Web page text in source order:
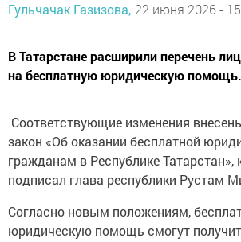
Гульчачак Газизова, 22 июня 2026 -
В Татарстане расширили перечень
на бесплатную юридическую помощь.
Соответствующие изменения
закон «Об оказании бесплатной
гражданам в Республике Татарстан»,
подписал глава республики Рустам
Согласно новым положениям,
юридическую помощь смогут